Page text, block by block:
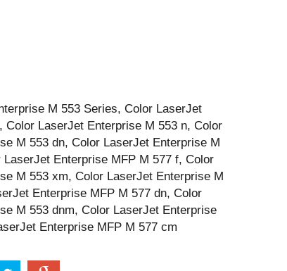
M 553 Series, Color LaserJet
Color LaserJet Enterprise M 553 n, Color
M 553 dn, Color LaserJet Enterprise M
LaserJet Enterprise MFP M 577 f, Color
M 553 xm, Color LaserJet Enterprise M
Enterprise MFP M 577 dn, Color
M 553 dnm, Color LaserJet Enterprise
Enterprise MFP M 577 cm